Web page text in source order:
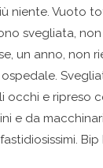
niente. Vuoto
svegliata,
un anno, non
occhi e ripreso
e da